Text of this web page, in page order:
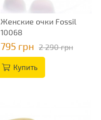
Женские очки Fossil
10068
795 грн 2 290 грн
Купить